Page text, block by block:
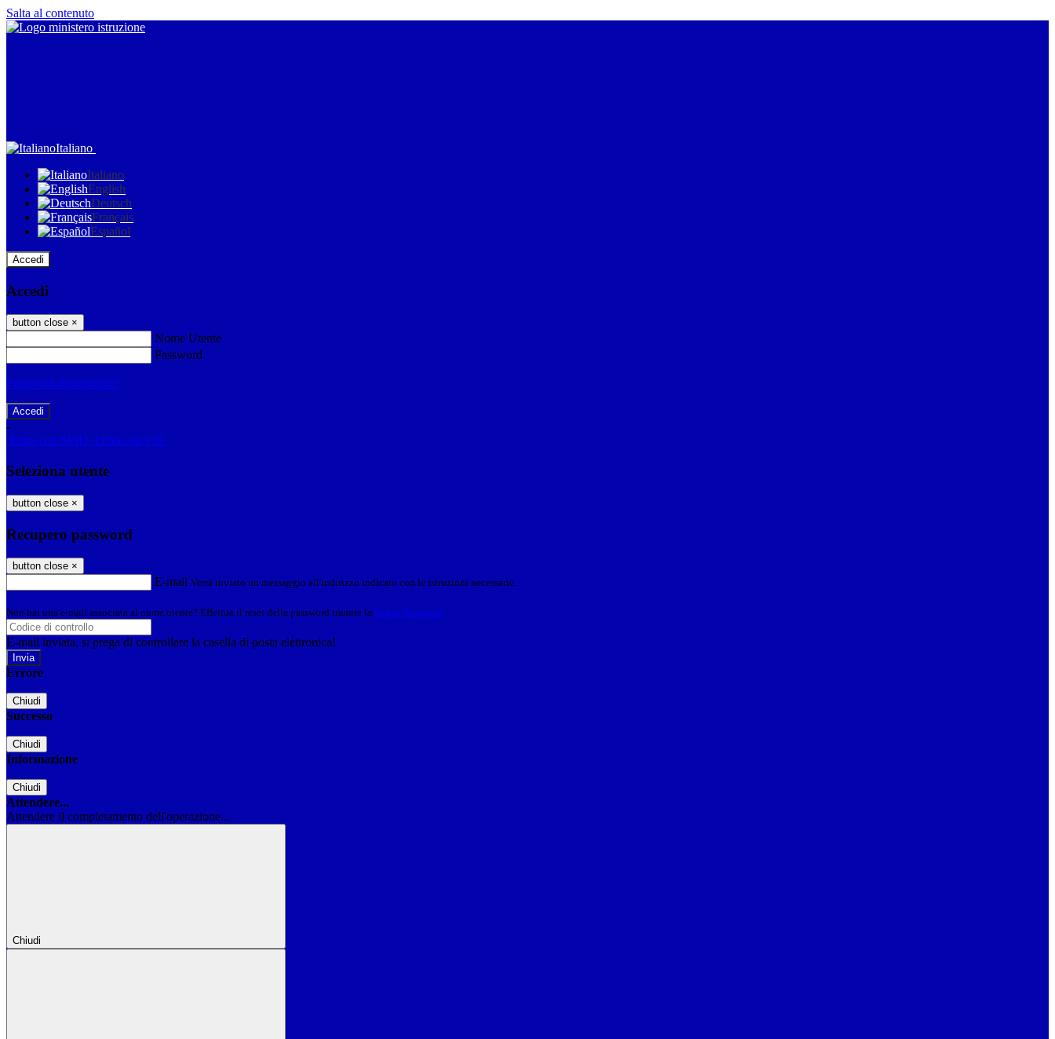
Salta al contenuto
Italiano
Italiano
English
Deutsch
Français
Español
Accedi
Accedi
button close ×
Nome Utente
Password
Password dimenticata?
-
Entra con SPID Entra con CIE
Seleziona utente
button close ×
Recupero password
button close ×
E-mail Verrà inviato un messaggio all'indirizzo indicato con le istruzioni necessarie.
Non hai una e-mail associata al nome utente? Effettua il reset della password tramite la Login Spaggiari
E-mail inviata, si prega di controllare la casella di posta elettronica!
Errore
Chiudi
Successo
Chiudi
Informazione
Chiudi
Attendere...
Attendere il completamento dell'operazione...
Chiudi